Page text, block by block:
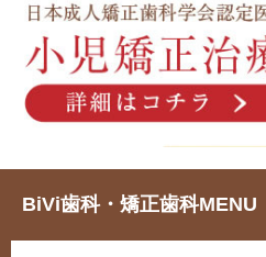
BiVi歯科・矯正歯科MENU